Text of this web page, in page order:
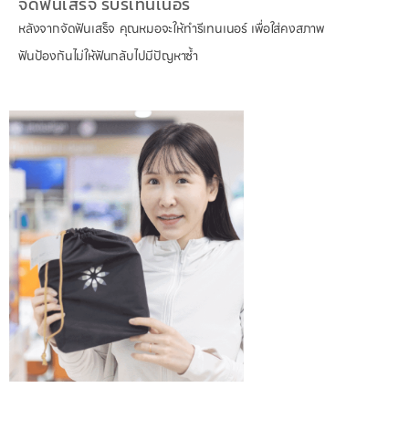
หลังจากจัดฟันเสร็จ คุณหมอจะให้ทำรีเทนเนอร์ เพื่อใส่คงสภาพ
ฟันป้องกันไม่ให้ฟันกลับไปมีปัญหาซ้ำ